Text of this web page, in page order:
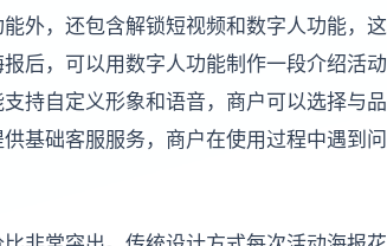
外，还包含解锁短视频和数字人功能，
后，可以用数字人功能制作一段介绍活
持自定义形象和语音，商户可以选择与
基础客服服务，商户在使用过程中遇到